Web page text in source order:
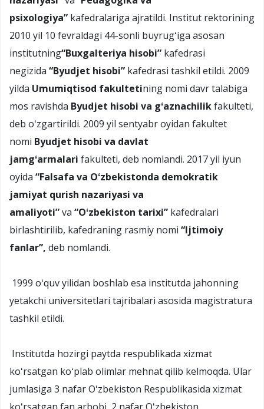
psixologiya” kafedralariga ajratildi. Institut rektorining
2010 yil 10 fevraldagi 44-sonli buyrugʻiga asosan
institutning“Buxgalteriya hisobi” kafedrasi
negizida “Byudjet hisobi” kafedrasi tashkil etildi. 2009
yilda Umumiqtisod fakultetining nomi davr talabiga
mos ravishda Byudjet hisobi va gʻaznachilikfakulteti,
deb oʻzgartirildi. 2009 yil sentyabr oyidan fakultet
nomi Byudjet hisobi va davlat
jamgʻarmalari fakulteti, deb nomlandi. 2017 yil iyun
oyida “Falsafa va Oʻzbekistonda demokratik
jamiyat qurish nazariyasi va
amaliyoti”va “Oʻzbekiston tarixi” kafedralari
birlashtirilib, kafedraning rasmiy nomi “Ijtimoiy
fanlar”, deb nomlandi.
1999 oʻquv yilidan boshlab esa institutda jahonning
yetakchi universitetlari tajribalari asosida magistratura
tashkil etildi.
Institutda hozirgi paytda respublikada xizmat
koʻrsatgan koʻplab olimlar mehnat qilib kelmoqda. Ular
jumlasiga 3 nafar Oʻzbekiston Respublikasida xizmat